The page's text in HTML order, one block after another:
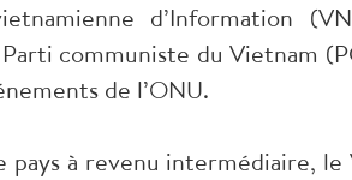
d’Information
communiste du Vietnam
de l’ONU.
pays à revenu intermédiaire,